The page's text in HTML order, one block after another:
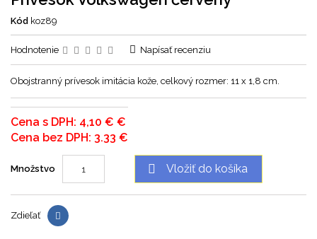
Kód koz89
Hodnotenie Napísať recenziu
Obojstranný prívesok imitácia kože, celkový rozmer: 11 x 1,8 cm.
Cena s DPH: 4,10 € €
Cena bez DPH: 3.33 €
Množstvo  Vložiť do košíka
Zdieľať